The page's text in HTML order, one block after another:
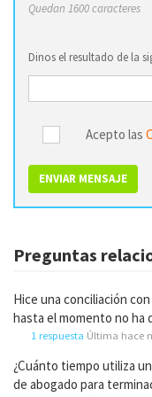
Quedan 1600 caracteres
Dinos el resultado de la
Acepto las
ENVIAR MENSAJE
Preguntas
Hice una conciliación
hasta el momento no ha
1 respuesta Última hace
¿Cuánto tiempo utiliza
de abogado para